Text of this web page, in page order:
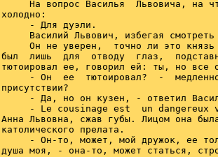
На вопрос Василья  Львовича, на
холодно:
     - Для дуэли.
Василий Львович, избегая
Он не уверен,  точно ли это
был  лишь  для  отводу  глаз,
тютоировал ее, говорил ей: ты, но все
- Он  ее  тютоировал?  -
присутствии?
- Да, но он кузен, - ответил
- Le cousinage est  un dangereux
Анна Львовна, сжав губы. Лицом она
католического прелата.
- Он-то, может, мой дружок, ее
душа моя, - она-то, может статься,